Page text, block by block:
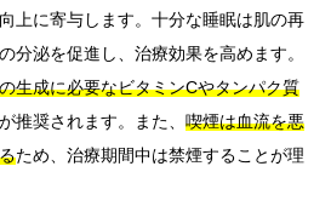
上に寄与します。十分な睡眠は肌の再
分泌を促進し、治療効果を高めます。
生成に必要なビタミンCやタンパク質
推奨されます。また、 喫煙は血流を悪
ため、治療期間中は禁煙することが理